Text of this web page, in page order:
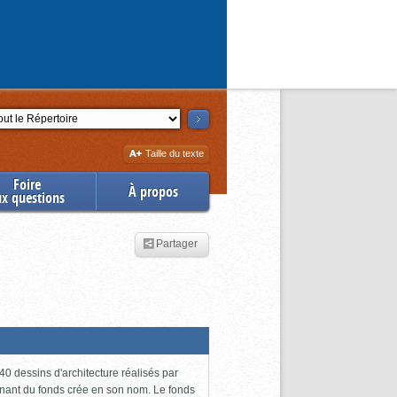
Augmenter
la
Taille du texte
Foire
questions À propos
Partager
dessins d'architecture réalisés par
du fonds crée en son nom. Le fonds